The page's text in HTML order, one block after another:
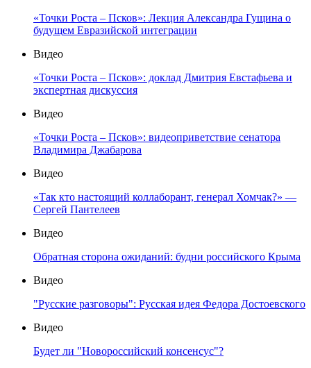
«Точки Роста – Псков»: Лекция Александра Гущина о
будущем Евразийской интеграции
Видео
«Точки Роста – Псков»: доклад Дмитрия Евстафьева и
экспертная дискуссия
Видео
«Точки Роста – Псков»: видеоприветствие сенатора
Владимира Джабарова
Видео
«Так кто настоящий коллаборант, генерал Хомчак?» —
Сергей Пантелеев
Видео
Обратная сторона ожиданий: будни российского Крыма
Видео
"Русские разговоры": Русская идея Федора Достоевского
Видео
Будет ли "Новороссийский консенсус"?